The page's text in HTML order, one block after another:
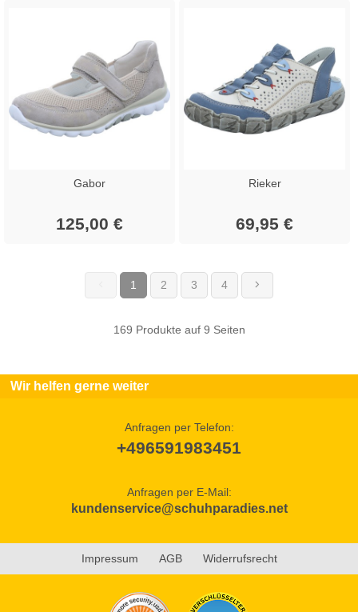
Gabor
125,00 €
Rieker
69,95 €
1 (current)
2 3 4
169 Produkte auf 9 Seiten
Wir helfen gerne weiter
Anfragen per Telefon:
+496591983451
Anfragen per E-Mail:
kundenservice@schuhparadies.net
Impressum AGB Widerrufsrecht